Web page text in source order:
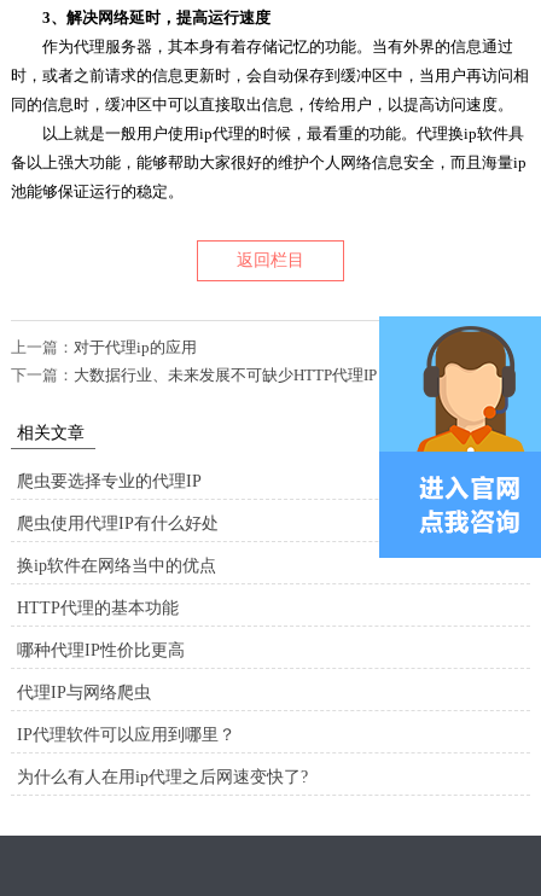
3、解决网络延时，提高运行速度
作为代理服务器，其本身有着存储记忆的功能。当有外界的信息通过
时，或者之前请求的信息更新时，会自动保存到缓冲区中，当用户再访问相
同的信息时，缓冲区中可以直接取出信息，传给用户，以提高访问速度。
以上就是一般用户使用ip代理的时候，最看重的功能。代理换ip软件具
备以上强大功能，能够帮助大家很好的维护个人网络信息安全，而且海量ip
池能够保证运行的稳定。
返回栏目
上一篇： 对于代理ip的应用
下一篇： 大数据行业、未来发展不可缺少HTTP代理IP
相关文章
爬虫要选择专业的代理IP
爬虫使用代理IP有什么好处
换ip软件在网络当中的优点
HTTP代理的基本功能
哪种代理IP性价比更高
代理IP与网络爬虫
IP代理软件可以应用到哪里？
为什么有人在用ip代理之后网速变快了?